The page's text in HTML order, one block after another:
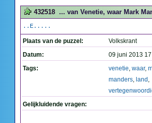
432518 ... van Venetie, waar Mark
..E.....
Plaats van de puzzel:
Volkskrant
Datum:
09 juni 2013
Tags:
venetie, waar,
manders, land ,
Gelijkluidende vragen: